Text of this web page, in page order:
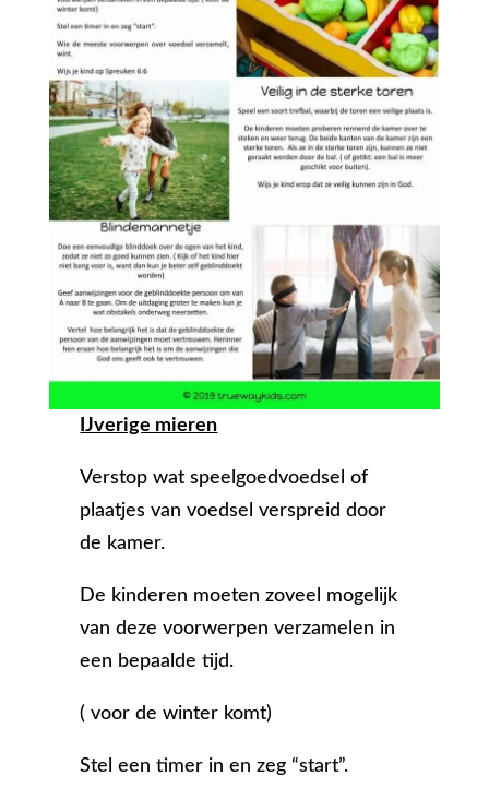
IJverige mieren
Verstop wat speelgoedvoedsel of
plaatjes van voedsel verspreid door
de kamer.
De kinderen moeten zoveel mogelijk
van deze voorwerpen verzamelen in
een bepaalde tijd.
( voor de winter komt)
Stel een timer in en zeg “start”.